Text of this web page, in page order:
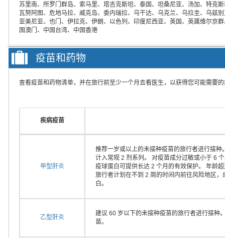
苏里南、所罗门群岛、索马里、塔吉克斯坦、泰国、坦桑尼亚、汤加、特克
瓦努阿图、危地马拉、威克岛、委内瑞拉、乌干达、乌克兰、乌拉圭、乌兹
亚美尼亚、也门、伊拉克、伊朗、以色列、印度尼西亚、英国、英属维尔京
国澳门、中国台湾、中国香港
疫苗和药物
查看疫苗和药物清单，并在旅行前至少一个月去看医生，以获得您可能需要
疾病疫苗
甲型肝炎
推荐一岁或以上的未接种疫苗的旅行者进行接
计入常规 2 剂系列。 对疫苗成分过敏或小于 6
疫球蛋白可提供长达 2 个月的有效保护。 年龄
旅行者计划在不到 2 周的时间内前往风险地区
白。
乙型肝炎
建议 60 岁以下的未接种疫苗的旅行者进行接种
苗。